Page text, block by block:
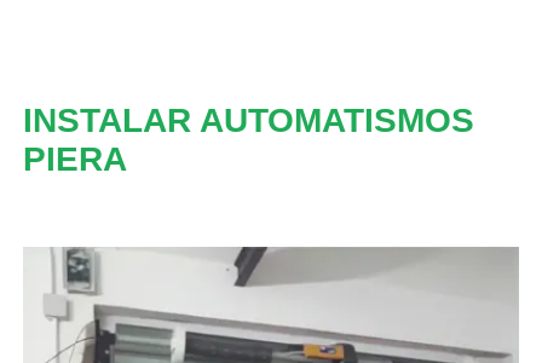
INSTALAR AUTOMATISMOS
PIERA